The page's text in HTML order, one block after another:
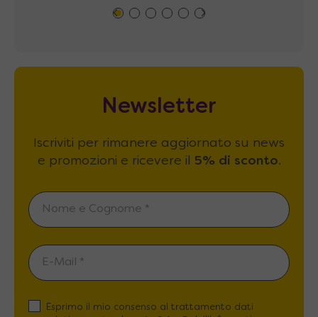
Newsletter
Iscriviti per rimanere aggiornato su news
e promozioni e ricevere il 5% di sconto.
Esprimo il mio consenso al trattamento dati